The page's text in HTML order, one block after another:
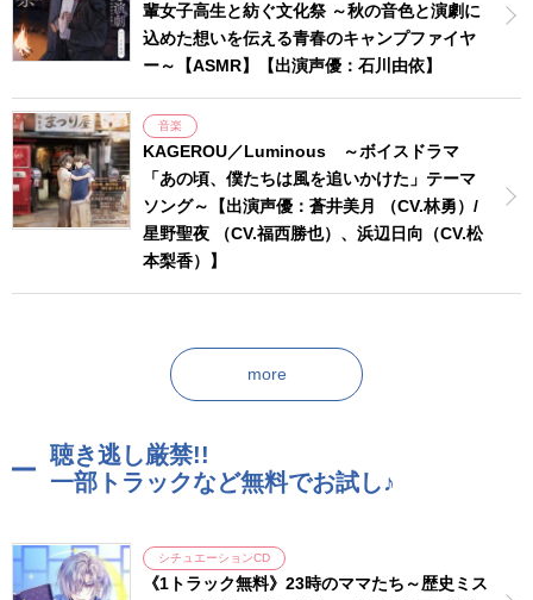
輩女子高生と紡ぐ文化祭 ～秋の音色と演劇に
込めた想いを伝える青春のキャンプファイヤ
ー～【ASMR】【出演声優：石川由依】
音楽
KAGEROU／Luminous ～ボイスドラマ
「あの頃、僕たちは風を追いかけた」テーマ
ソング～【出演声優：蒼井美月 （CV.林勇）/
星野聖夜 （CV.福西勝也）、浜辺日向（CV.松
本梨香）】
more
聴き逃し厳禁!!
一部トラックなど無料でお試し♪
シチュエーションCD
《1トラック無料》23時のママたち～歴史ミス